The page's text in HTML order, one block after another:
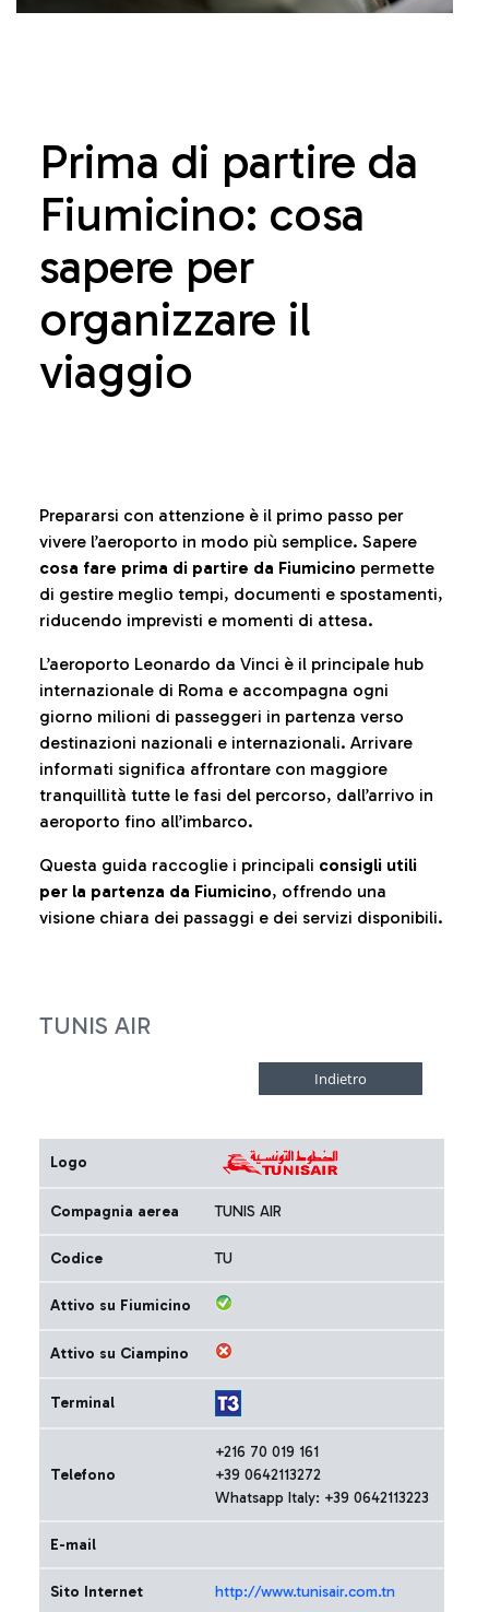
Prima di partire da
Fiumicino: cosa
sapere per
organizzare il
viaggio
Prepararsi con attenzione è il primo passo per
vivere l’aeroporto in modo più semplice. Sapere
cosa fare prima di partire da Fiumicino permette
di gestire meglio tempi, documenti e spostamenti,
riducendo imprevisti e momenti di attesa.
L’aeroporto Leonardo da Vinci è il principale hub
internazionale di Roma e accompagna ogni
giorno milioni di passeggeri in partenza verso
destinazioni nazionali e internazionali. Arrivare
informati significa affrontare con maggiore
tranquillità tutte le fasi del percorso, dall’arrivo in
aeroporto fino all’imbarco.
Questa guida raccoglie i principali consigli utili
per la partenza da Fiumicino, offrendo una
visione chiara dei passaggi e dei servizi disponibili.
TUNIS AIR
Logo
Compagnia aerea TUNIS AIR
Codice TU
Attivo su Fiumicino
Attivo su Ciampino
Terminal
Telefono
+216 70 019 161
+39 0642113272
Whatsapp Italy: +39 0642113223
E-mail
Sito Internet http://www.tunisair.com.tn